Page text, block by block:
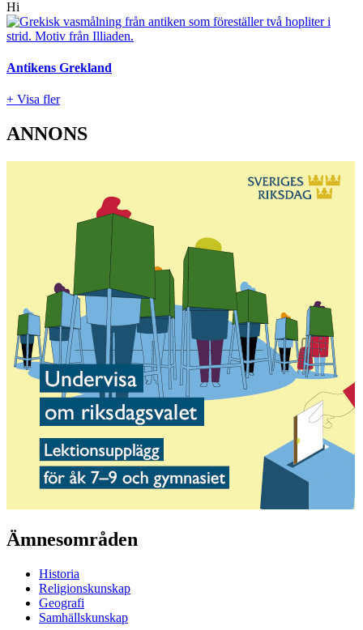
Hi
Antikens Grekland
+ Visa fler
ANNONS
Ämnesområden
Historia
Religionskunskap
Geografi
Samhällskunskap